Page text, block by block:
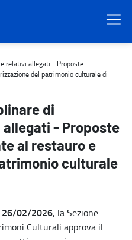
e relativi allegati -
relativi allegati - Proposte
del patrimonio culturale di
di
- Proposte
al restauro e
culturale
26/02/2026, la Sezione
Culturali approva il